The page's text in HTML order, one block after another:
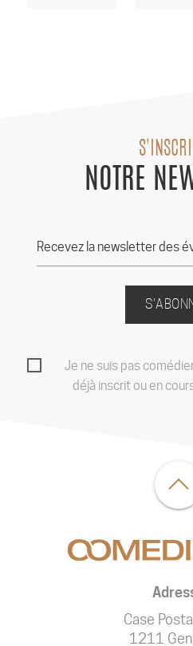
NOTRE
Je ne suis pas
déjà inscrit ou en
Case
1211